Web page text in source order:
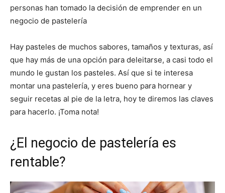
personas han tomado la decisión de emprender en un
negocio de pastelería
Hay pasteles de muchos sabores, tamaños y texturas, así
que hay más de una opción para deleitarse, a casi todo el
mundo le gustan los pasteles. Así que si te interesa
montar una pastelería, y eres bueno para hornear y
seguir recetas al pie de la letra, hoy te diremos las claves
para hacerlo. ¡Toma nota!
¿El negocio de pastelería es
rentable?